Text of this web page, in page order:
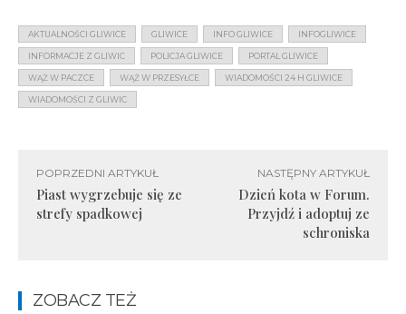
AKTUALNOŚCI GLIWICE GLIWICE INFO GLIWICE INFOGLIWICE
INFORMACJE Z GLIWIC POLICJA GLIWICE PORTAL GLIWICE
WĄŻ W PACZCE WĄŻ W PRZESYŁCE WIADOMOŚCI 24 H GLIWICE
WIADOMOŚCI Z GLIWIC
POPRZEDNI ARTYKUŁ
Piast wygrzebuje się ze
strefy spadkowej
NASTĘPNY ARTYKUŁ
Dzień kota w Forum.
Przyjdź i adoptuj ze
schroniska
ZOBACZ TEŻ